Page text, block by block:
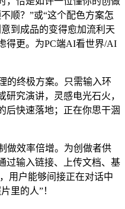
顺？”或“这个配色方案怎
到成品的变得愈加流利天
得更。为PC端AI看世界/AI
终极方案。只需输入环
究演讲，灵感电光石火，
后快速落地；正在你思干涸
效率倍增。为创做者供
过输入链接、上传文档、基
用户能够间接正在对话中
里的人”！